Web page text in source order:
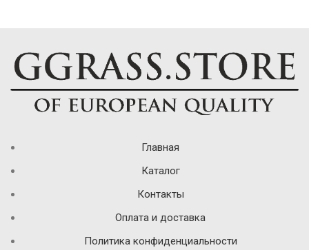
Главная
Каталог
Контакты
Оплата и доставка
Политика конфиденциальности